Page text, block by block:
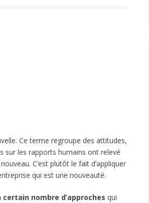
Ce terme regroupe des attitudes,
sur les rapports humains ont relevé
C’est plutôt le fait d’appliquer
qui est une nouveauté.
nombre d’approches qui